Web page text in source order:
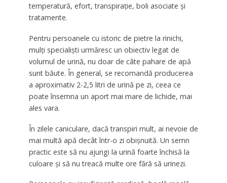
temperatură, efort, transpirație, boli asociate și
tratamente.
Pentru persoanele cu istoric de pietre la rinichi,
mulți specialiști urmăresc un obiectiv legat de
volumul de urină, nu doar de câte pahare de apă
sunt băute. În general, se recomandă producerea
a aproximativ 2-2,5 litri de urină pe zi, ceea ce
poate însemna un aport mai mare de lichide, mai
ales vara.
În zilele caniculare, dacă transpiri mult, ai nevoie de
mai multă apă decât într-o zi obișnuită. Un semn
practic este să nu ajungi la urină foarte închisă la
culoare și să nu treacă multe ore fără să urinezi.